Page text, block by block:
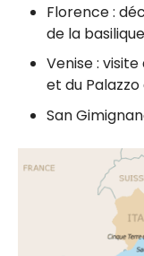
Florence :
de la
Venise :
et du Palazzo
San